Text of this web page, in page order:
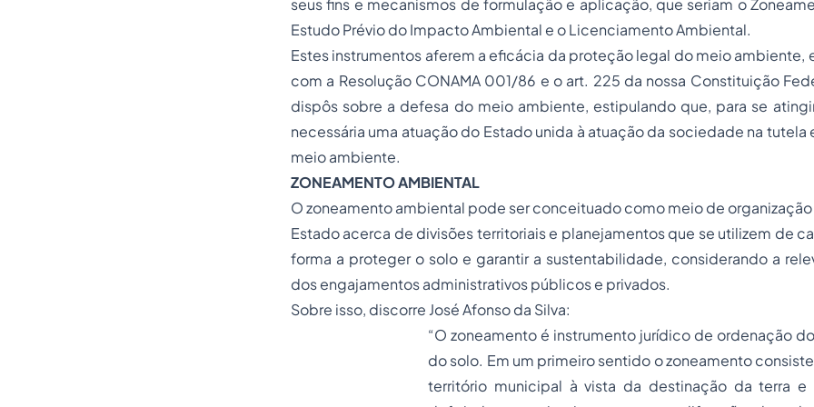
seus fins e mecanismos de formulação e aplicação, que seriam o
Estudo Prévio do Impacto Ambiental e o Licenciamento Ambiental.
Estes instrumentos aferem a eficácia da proteção legal do meio ambiente,
com a Resolução CONAMA 001/86 e o art. 225 da nossa Constituição
dispôs sobre a defesa do meio ambiente, estipulando que, para se
necessária uma atuação do Estado unida à atuação da sociedade na tutela
meio ambiente.
ZONEAMENTO AMBIENTAL
O zoneamento ambiental pode ser conceituado como meio de
Estado acerca de divisões territoriais e planejamentos que se utilizem de
forma a proteger o solo e garantir a sustentabilidade, considerando a
dos engajamentos administrativos públicos e privados.
Sobre isso, discorre José Afonso da Silva:
“O zoneamento é instrumento jurídico de ordenação
do solo. Em um primeiro sentido o zoneamento
território municipal à vista da destinação da terra